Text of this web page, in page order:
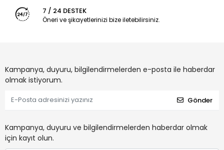
7 / 24 DESTEK
Öneri ve şikayetlerinizi bize iletebilirsiniz.
Kampanya, duyuru, bilgilendirmelerden e-posta ile haberdar
olmak istiyorum.
Gönder
Kampanya, duyuru ve bilgilendirmelerden haberdar olmak
için kayıt olun.